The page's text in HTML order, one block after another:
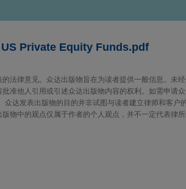
Private Equity Funds.pdf
法律意见。众达出版物旨在为读者提供一般信息。未
准他人引用或引述众达出版物内容的权利。如需申请
众达发表出版物的目的并非试图与读者建立律师和客
物中的观点仅属于作者的个人观点，并不一定代表律所